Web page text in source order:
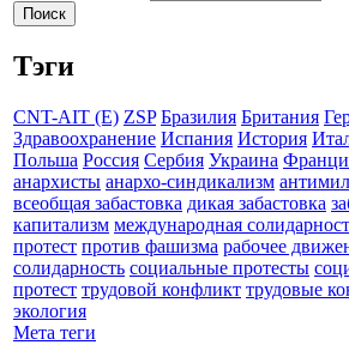
Тэги
CNT-AIT (E) ZSP Бразилия Британия
Здравоохранение Испания История
Польша Россия Сербия Украина
анархисты анархо-синдикализм
всеобщая забастовка дикая забастовка
капитализм международная
протест против фашизма рабочее
солидарность социальные протесты
протест трудовой конфликт трудовые
экология
Мета теги